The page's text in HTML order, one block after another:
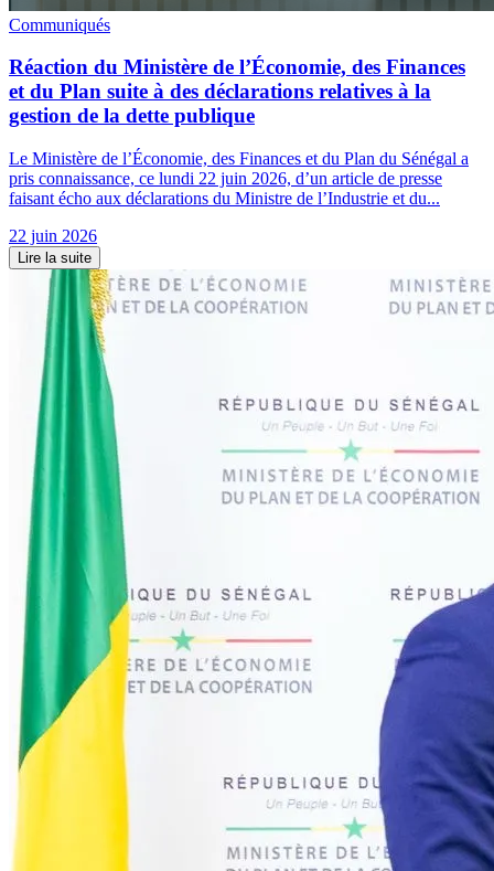
Communiqués
Réaction du Ministère de l’Économie, des Finances
et du Plan suite à des déclarations relatives à la
gestion de la dette publique
Le Ministère de l’Économie, des Finances et du Plan du Sénégal a
pris connaissance, ce lundi 22 juin 2026, d’un article de presse
faisant écho aux déclarations du Ministre de l’Industrie et du...
22 juin 2026
Lire la suite